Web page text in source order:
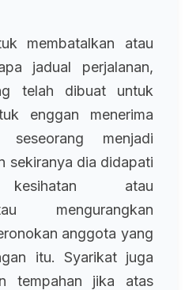
membatalkan atau
jadual perjalanan,
telah dibuat untuk
enggan menerima
seseorang menjadi
sekiranya dia didapati
kesihatan atau
mengurangkan
anggota yang
itu. Syarikat juga
tempahan jika atas